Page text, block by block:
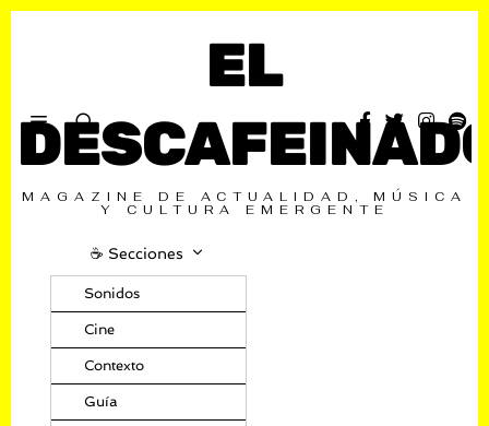
EL
MAGAZINE DE ACTUALIDAD, MÚSICA
Y CULTURA EMERGENTE
☕️ Secciones
Sonidos
Cine
Contexto
Guía